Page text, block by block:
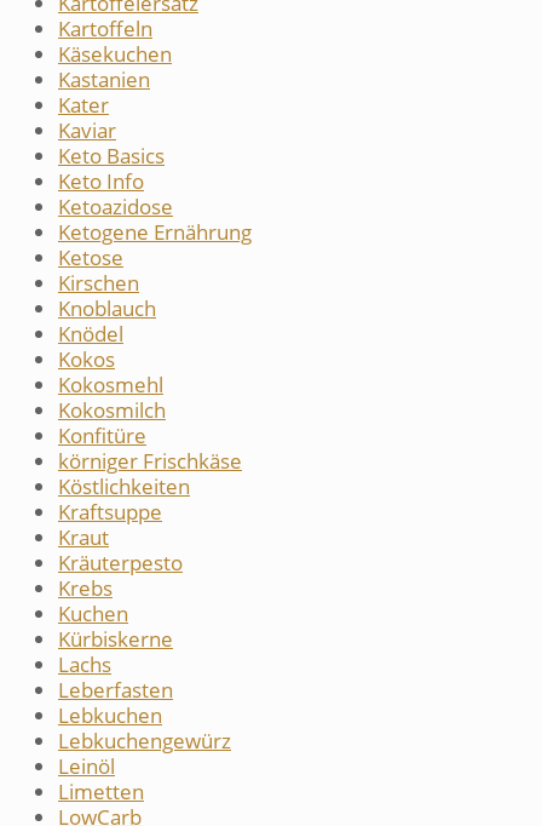
Kartoffeln
Käsekuchen
Kastanien
Kater
Kaviar
Keto Basics
Keto Info
Ketoazidose
Ketogene Ernährung
Ketose
Kirschen
Knoblauch
Knödel
Kokos
Kokosmehl
Kokosmilch
Konfitüre
körniger Frischkäse
Köstlichkeiten
Kraftsuppe
Kraut
Kräuterpesto
Krebs
Kuchen
Kürbiskerne
Lachs
Leberfasten
Lebkuchen
Lebkuchengewürz
Leinöl
Limetten
LowCarb